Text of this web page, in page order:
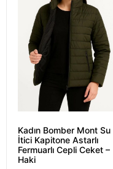
Kadın Bomber Mont Su
İtici Kapitone Astarlı
Fermuarlı Cepli Ceket –
Haki